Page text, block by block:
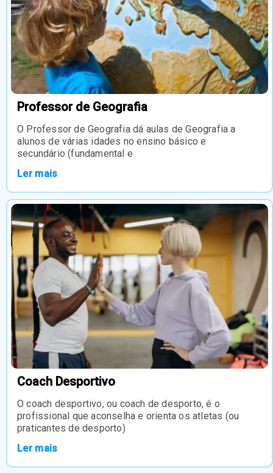
Professor de Geografia
O Professor de Geografia dá aulas de Geografia a
alunos de várias idades no ensino básico e
secundário (fundamental e
Ler mais
Coach Desportivo
O coach desportivo, ou coach de desporto, é o
profissional que aconselha e orienta os atletas (ou
praticantes de desporto)
Ler mais